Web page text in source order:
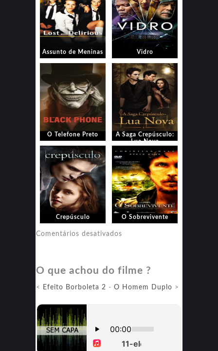
Assunto de Meninas Vidro
O Telefone Preto
A Saga Crepúsculo:
Lua Nova
Crepúsculo O Sobrevivente
Comentários desativados
O que achou do filme ?
< Efeito Borboleta 2 - O Homem Duplo >